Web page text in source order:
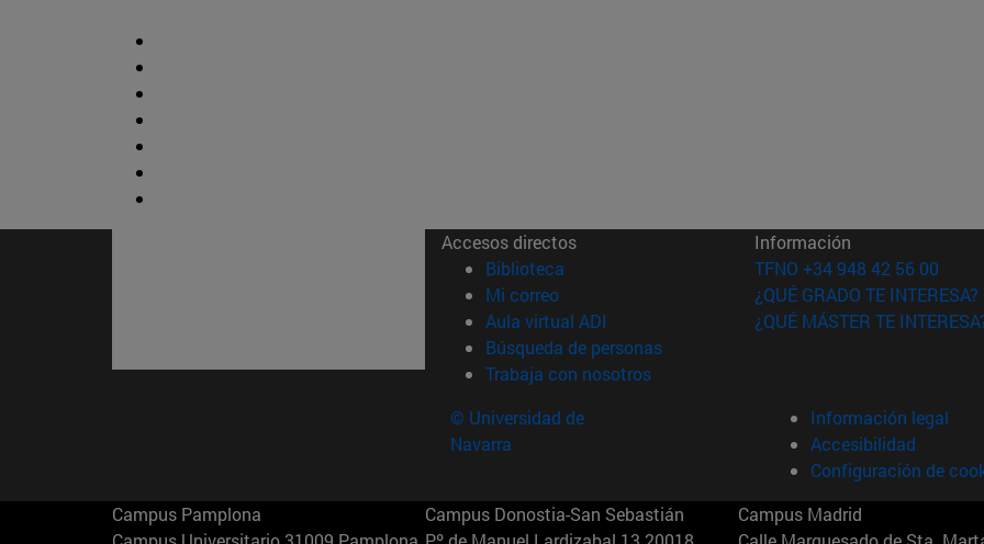
Accesos directos
Biblioteca (abre en nueva ventana)
Mi correo(abre en nueva ventana)
Aula virtual ADI (abre en nueva ventana)
Búsqueda de personas(abre en nueva ventana)
Trabaja con nosotros(abre en nueva ventana)
Información
TFNO +34 948 42 56 00
¿QUÉ GRADO TE INTERESA?
¿QUÉ MÁSTER TE
© Universidad de
Navarra
Información legal
Accesibilidad
Configuración de
Campus Pamplona
Campus Donostia-San Sebastián
Campus Madrid